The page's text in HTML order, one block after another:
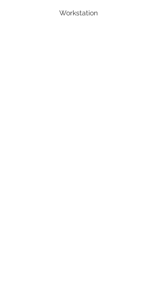
Workstation